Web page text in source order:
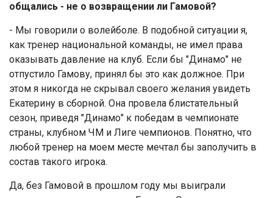
общались - не о возвращении ли Гамовой?
- Мы говорили о волейболе. В подобной ситуации я,
как тренер национальной команды, не имел права
оказывать давление на клуб. Если бы "Динамо" не
отпустило Гамову, принял бы это как должное. При
этом я никогда не скрывал своего желания увидеть
Екатерину в сборной. Она провела блистательный
сезон, приведя "Динамо" к победам в чемпионате
страны, клубном ЧМ и Лиге чемпионов. Понятно, что
любой тренер на моем месте мечтал бы заполучить в
состав такого игрока.
Да, без Гамовой в прошлом году мы выиграли